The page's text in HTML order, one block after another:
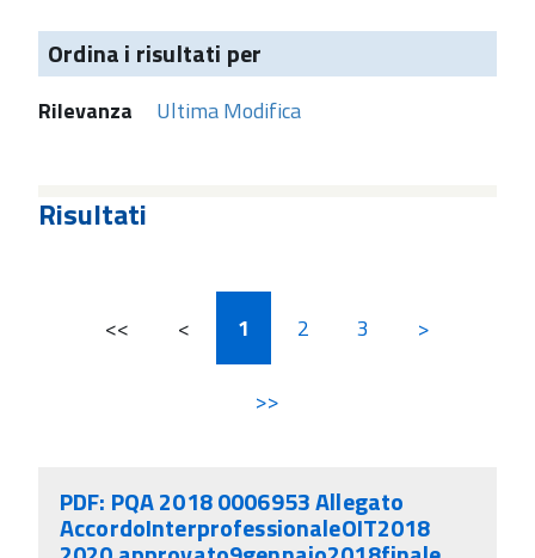
Ordina i risultati per
Rilevanza Ultima Modifica
Risultati
<< < 1 2 3 >
>>
PDF: PQA 2018 0006953 Allegato
AccordoInterprofessionaleOIT2018